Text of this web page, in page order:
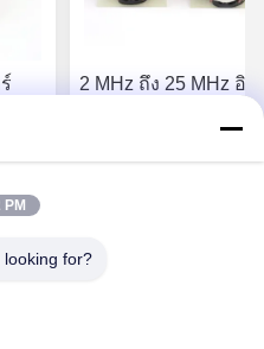
ณ์
ที่สุด
2 MHz ถึง 25 MHz อิน
เตอร์ที่เต็มไปด้วยเอโป็
ความชื้นของวัสดุแกน
PM
looking for?